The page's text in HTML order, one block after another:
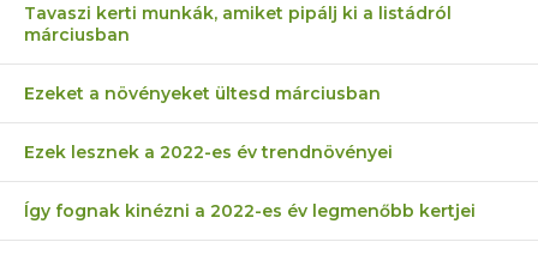
Tavaszi kerti munkák, amiket pipálj ki a listádról
márciusban
Ezeket a növényeket ültesd márciusban
Ezek lesznek a 2022-es év trendnövényei
Így fognak kinézni a 2022-es év legmenőbb kertjei